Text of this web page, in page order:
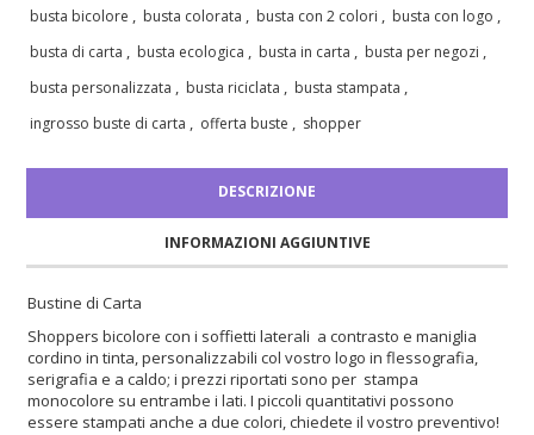
busta bicolore , busta colorata , busta con 2 colori , busta con logo ,
busta di carta , busta ecologica , busta in carta , busta per negozi ,
busta personalizzata , busta riciclata , busta stampata ,
ingrosso buste di carta , offerta buste , shopper
DESCRIZIONE
INFORMAZIONI AGGIUNTIVE
Bustine di Carta
Shoppers bicolore con i soffietti laterali a contrasto e maniglia
cordino in tinta, personalizzabili col vostro logo in flessografia,
serigrafia e a caldo; i prezzi riportati sono per stampa
monocolore su entrambe i lati. I piccoli quantitativi possono
essere stampati anche a due colori, chiedete il vostro preventivo!